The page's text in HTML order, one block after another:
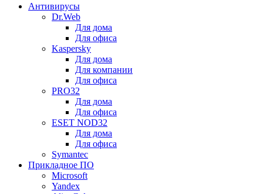
Антивирусы
Dr.Web
Для дома
Для офиса
Kaspersky
Для дома
Для компании
Для офиса
PRO32
Для дома
Для офиса
ESET NOD32
Для дома
Для офиса
Symantec
Прикладное ПО
Microsoft
Yandex